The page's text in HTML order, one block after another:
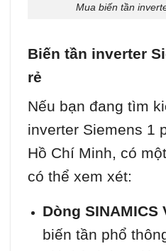
Mua biến tần
Biến tần inverter
rẻ
Nếu bạn đang tìm
inverter Siemens 1
Hồ Chí Minh, có
có thể xem xét:
Dòng SINAMICS
biến tần phổ